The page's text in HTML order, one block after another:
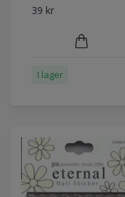
39 kr
I lager